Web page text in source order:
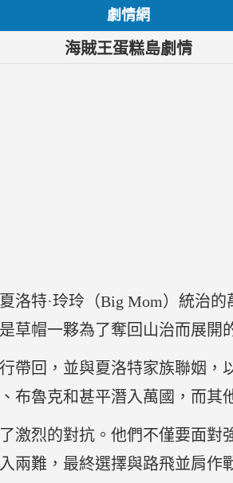
劇情網
海賊王蛋糕島劇情
洛特·玲玲（Big Mom）統治
草帽一夥為了奪回山治而展開
帶回，並與夏洛特家族聯姻，
布魯克和甚平潛入萬國，而其
激烈的對抗。他們不僅要面對
兩難，最終選擇與路飛並肩作